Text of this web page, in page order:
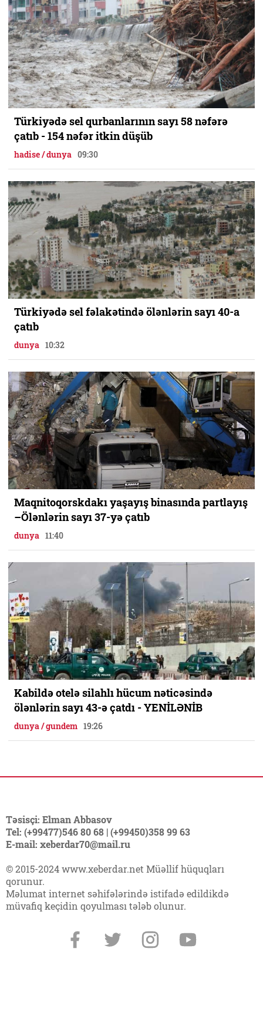
Türkiyədə sel qurbanlarının sayı 58 nəfərə
çatıb - 154 nəfər itkin düşüb
hadise / dunya 09:30
Türkiyədə sel fəlakətində ölənlərin sayı 40-a
çatıb
dunya 10:32
Maqnitoqorskdakı yaşayış binasında partlayış
–Ölənlərin sayı 37-yə çatıb
dunya 11:40
Kabildə otelə silahlı hücum nəticəsində
ölənlərin sayı 43-ə çatdı - YENİLƏNİB
dunya / gundem 19:26
Təsisçi: Elman Abbasov
Tel: (+99477)546 80 68 | (+99450)358 99 63
E-mail: xeberdar70@mail.ru
© 2015-2024 www.xeberdar.net Müəllif hüquqları
qorunur.
Məlumat internet səhifələrində istifadə edildikdə
müvafiq keçidin qoyulması tələb olunur.